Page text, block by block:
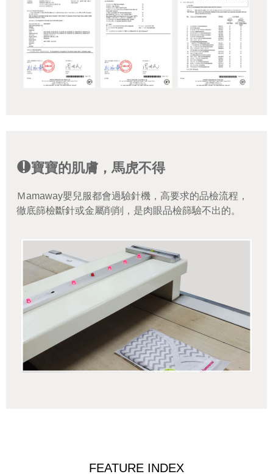
寶寶的肌膚，馬虎不得
Ｍamaway嬰兒服都會過驗針機，高要求的品檢流程，
徹底篩檢斷針或金屬削削，是肉眼品檢篩驗不出的。
FEATURE INDEX